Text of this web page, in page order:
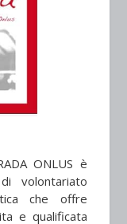
ONLUS è
volontariato
che offre
e qualificata